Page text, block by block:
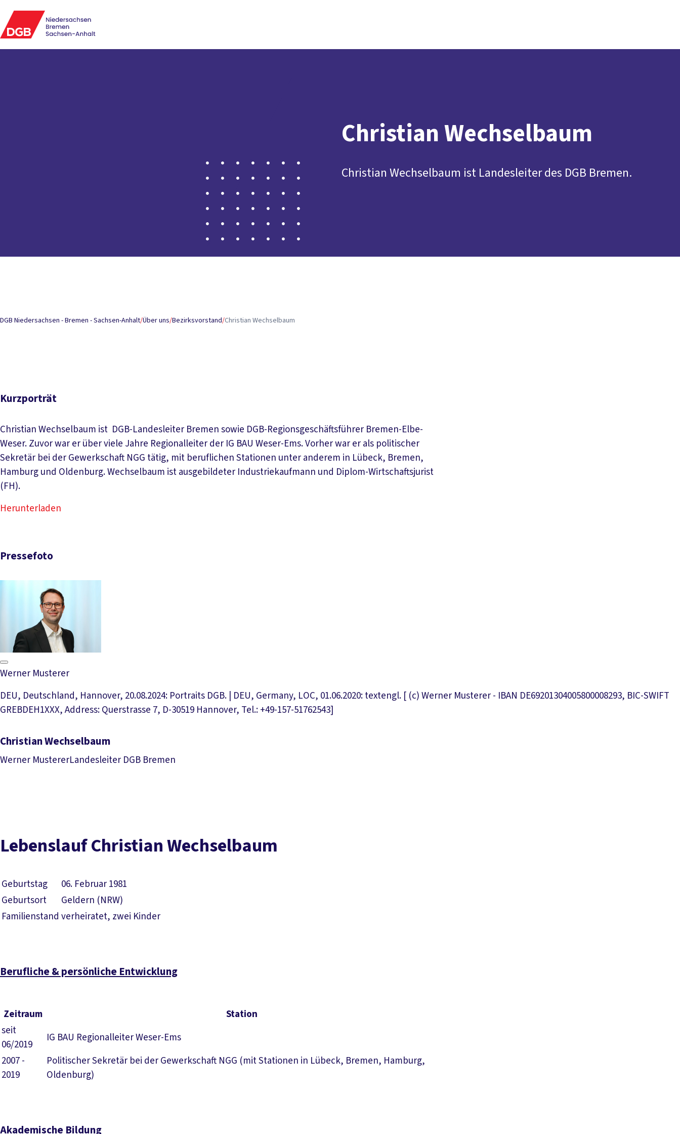
Christian Wechselbaum
Christian Wechselbaum ist Landesleiter des DGB Bremen.
DGB Niedersachsen - Bremen - Sachsen-Anhalt/Über uns/Bezirksvorstand/Christian Wechselbaum
Kurzporträt
Christian Wechselbaum ist DGB-Landesleiter Bremen sowie DGB-Regionsgeschäftsführer Bremen-Elbe-
Weser. Zuvor war er über viele Jahre Regionalleiter der IG BAU Weser-Ems. Vorher war er als politischer
Sekretär bei der Gewerkschaft NGG tätig, mit beruflichen Stationen unter anderem in Lübeck, Bremen,
Hamburg und Oldenburg. Wechselbaum ist ausgebildeter Industriekaufmann und Diplom-Wirtschaftsjurist
(FH).
Herunterladen
Pressefoto
Werner Musterer
DEU, Deutschland, Hannover, 20.08.2024: Portraits DGB. | DEU, Germany, LOC, 01.06.2020: textengl. [ (c) Werner Musterer - IBAN DE69201304005800008293, BIC-SWIFT
GREBDEH1XXX, Address: Querstrasse 7, D-30519 Hannover, Tel.: +49-157-51762543]
Christian Wechselbaum
Werner MustererLandesleiter DGB Bremen
Lebenslauf Christian Wechselbaum
Geburtstag
06. Februar 1981
Geburtsort
Geldern (NRW)
Familienstand verheiratet, zwei Kinder
Berufliche & persönliche Entwicklung
Zeitraum
Station
seit
06/2019
IG BAU Regionalleiter Weser-Ems
2007 -
2019
Politischer Sekretär bei der Gewerkschaft NGG (mit Stationen in Lübeck, Bremen, Hamburg,
Oldenburg)
Akademische Bildung